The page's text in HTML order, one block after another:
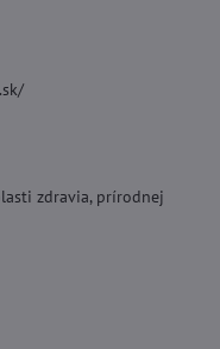
zdravia, prírodnej